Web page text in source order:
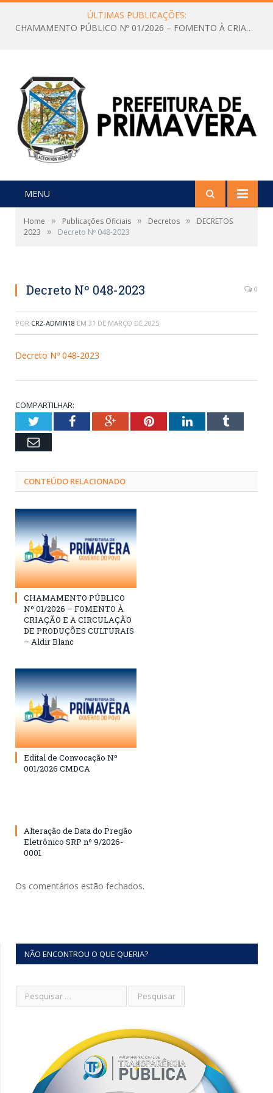
ÚLTIMAS PUBLICAÇÕES:
CHAMAMENTO PÚBLICO Nº 01/2026 – FOMENTO À CRIAÇÃO E A CIRCULAÇÃO DE PRODUÇÕES CULTURAIS – Aldir Blanc
MENU
Home » Publicações Oficiais » Decretos »
DECRETOS
2023
» Decreto Nº 048-2023
Decreto Nº 048-2023 0
POR CR2-ADMIN18 EM 31 DE MARÇO DE 2025
Decreto Nº 048-2023
COMPARTILHAR:
TwitterFacebookGoogle+PinterestLinkedInTumblr
Email
CONTEÚDO RELACIONADO
CHAMAMENTO PÚBLICO
Nº 01/2026 – FOMENTO À
CRIAÇÃO E A CIRCULAÇÃO
DE PRODUÇÕES CULTURAIS
– Aldir Blanc
Edital de Convocação Nº
001/2026 CMDCA
Alteração de Data do Pregão
Eletrônico SRP nº 9/2026-
0001
Os comentários estão fechados.
NÃO ENCONTROU O QUE QUERIA?